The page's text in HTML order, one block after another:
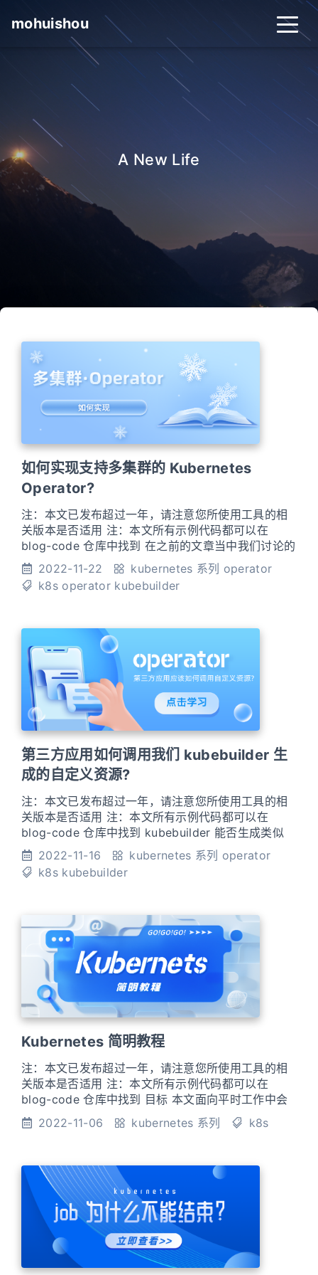
mohuishou
A New Life
如何实现支持多集群的 Kubernetes
Operator?
注：本文已发布超过一年，请注意您所使用工具的相
关版本是否适用 注：本文所有示例代码都可以在
blog-code 仓库中找到 在之前的文章当中我们讨论的
都是在单个 kubernetes 集群内，我们该如何设计并
实现一个 operator，但是随着我们应用的规模的上升
或者是因为公司内部的各种其他原因（
2022-11-22 kubernetes 系列 operator
k8s operator kubebuilder
第三方应用如何调用我们 kubebuilder 生
成的自定义资源?
注：本文已发布超过一年，请注意您所使用工具的相
关版本是否适用 注：本文所有示例代码都可以在
blog-code 仓库中找到 kubebuilder 能否生成类似
client-go 的 sdk?在去年写的系列文章中，我们完整
的实现了 operator 开发过程中涉及到的绝大部分要
素，但是在实际的生
2022-11-16 kubernetes 系列 operator
k8s kubebuilder
Kubernetes 简明教程
注：本文已发布超过一年，请注意您所使用工具的相
关版本是否适用 注：本文所有示例代码都可以在
blog-code 仓库中找到 目标 本文面向平时工作中会
使用到 Kubernetes 但是又对其不是怎么了解的开发
者 本文只对大家平时在使用 Kubernetes 中会碰到的
2022-11-06 kubernetes 系列 k8s